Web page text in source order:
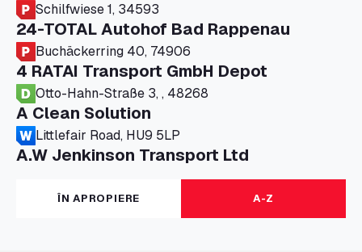
Schilfwiese 1, 34593
24-TOTAL Autohof Bad Rappenau
Buchäckerring 40, 74906
4 RATAI Transport GmbH Depot
Otto-Hahn-Straße 3, , 48268
A Clean Solution
Littlefair Road, HU9 5LP
A.W Jenkinson Transport Ltd
Progress House, ME11 5GA
A+G Nettetal - Depot Parking
Am Panneschopp 7, 41334
ÎN APROPIERE A-Z